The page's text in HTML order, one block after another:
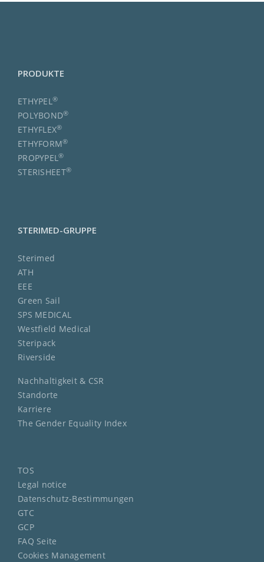
PRODUKTE
ETHYPEL ®
POLYBOND®
ETHYFLEX®
ETHYFORM®
PROPYPEL®
STERISHEET®
STERIMED-GRUPPE
Sterimed
ATH
EEE
Green Sail
SPS MEDICAL
Westfield Medical
Steripack
Riverside
Nachhaltigkeit & CSR
Standorte
Karriere
The Gender Equality Index
TOS
Legal notice
Datenschutz-Bestimmungen
GTC
GCP
FAQ Seite
Cookies Management